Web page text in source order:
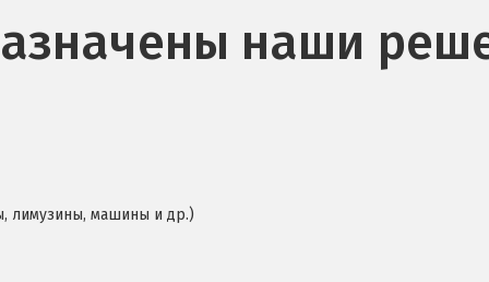
наши
лимузины, машины и др.)